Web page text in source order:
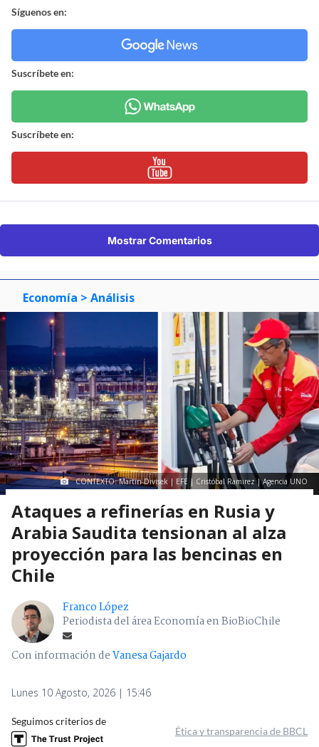
Síguenos en:
Suscríbete en:
Suscríbete en:
Mostrar Comentarios
Economía > Análisis
CONTEXTO: Martin Divisek | EFE | Cristóbal Ramirez | Agencia UNO
Ataques a refinerías en Rusia y
Arabia Saudita tensionan al alza
proyección para las bencinas en
Chile
Franco López
Periodista del área Economía en BioBioChile
Con información deVanesa Gajardo
Lunes 10 Agosto, 2026 | 15:46
Seguimos criterios de
Ética y transparencia de BBCL